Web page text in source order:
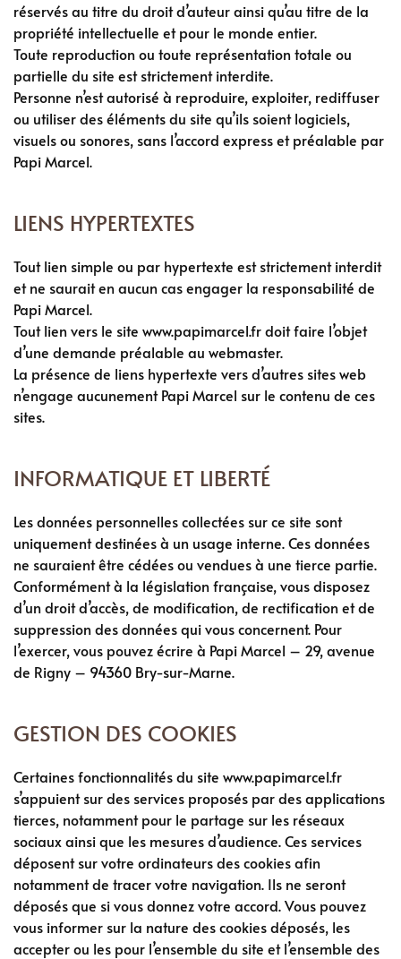
réservés au titre du droit d’auteur ainsi qu’au titre de la
propriété intellectuelle et pour le monde entier.
Toute reproduction ou toute représentation totale ou
partielle du site est strictement interdite.
Personne n’est autorisé à reproduire, exploiter, rediffuser
ou utiliser des éléments du site qu’ils soient logiciels,
visuels ou sonores, sans l’accord express et préalable par
Papi Marcel.
LIENS HYPERTEXTES
Tout lien simple ou par hypertexte est strictement interdit
et ne saurait en aucun cas engager la responsabilité de
Papi Marcel.
Tout lien vers le site www.papimarcel.fr doit faire l’objet
d’une demande préalable au webmaster.
La présence de liens hypertexte vers d’autres sites web
n’engage aucunement Papi Marcel sur le contenu de ces
sites.
INFORMATIQUE ET LIBERTÉ
Les données personnelles collectées sur ce site sont
uniquement destinées à un usage interne. Ces données
ne sauraient être cédées ou vendues à une tierce partie.
Conformément à la législation française, vous disposez
d’un droit d’accès, de modification, de rectification et de
suppression des données qui vous concernent. Pour
l’exercer, vous pouvez écrire à Papi Marcel – 29, avenue
de Rigny – 94360 Bry-sur-Marne.
GESTION DES COOKIES
Certaines fonctionnalités du site www.papimarcel.fr
s’appuient sur des services proposés par des applications
tierces, notamment pour le partage sur les réseaux
sociaux ainsi que les mesures d’audience. Ces services
déposent sur votre ordinateurs des cookies afin
notamment de tracer votre navigation. Ils ne seront
déposés que si vous donnez votre accord. Vous pouvez
vous informer sur la nature des cookies déposés, les
accepter ou les pour l’ensemble du site et l’ensemble des